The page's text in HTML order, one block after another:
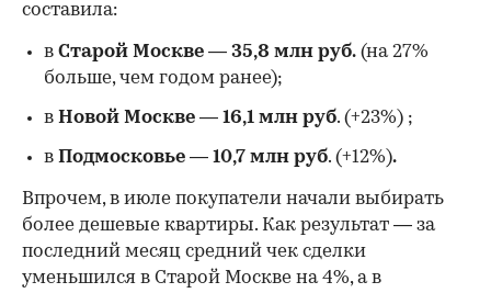
составила:
в Старой Москве — 35,8 млн руб. (на 27%
больше, чем годом ранее);
в Новой Москве — 16,1 млн руб. (+23%) ;
в Подмосковье — 10,7 млн руб. (+12%).
Впрочем, в июле покупатели начали выбирать
более дешевые квартиры. Как результат — за
последний месяц средний чек сделки
уменьшился в Старой Москве на 4%, а в